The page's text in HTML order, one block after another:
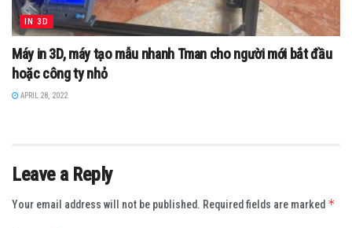
IN 3D
Máy in 3D, máy tạo mẫu nhanh Tman cho người mới bắt đầu
hoặc công ty nhỏ
APRIL 28, 2022
Leave a Reply
Your email address will not be published. Required fields are marked *